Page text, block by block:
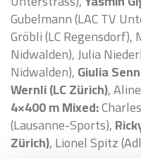
Gubelmann (LAC TV
Gröbli (LC Regensdorf),
Nidwalden), Julia
Nidwalden),Giulia
Wernli (LC Zürich),
4×400 m Mixed:
(Lausanne-Sports),
Zürich), Lionel Spitz